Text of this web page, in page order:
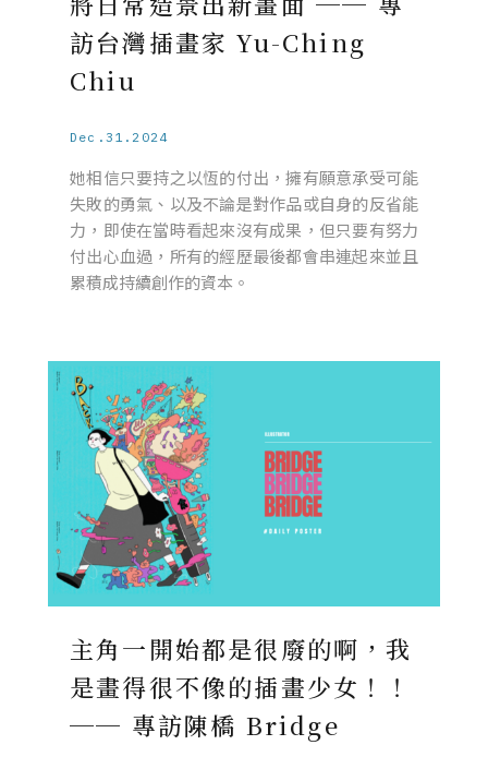
訪台灣插畫家 Yu-Ching
Chiu
Dec.31.2024
她相信只要持之以恆的付出，擁有願意承受可能
失敗的勇氣、以及不論是對作品或自身的反省能
力，即使在當時看起來沒有成果，但只要有努力
付出心血過，所有的經歷最後都會串連起來並且
累積成持續創作的資本。
主角一開始都是很廢的啊，我
是畫得很不像的插畫少女！！
── 專訪陳橋 Bridge